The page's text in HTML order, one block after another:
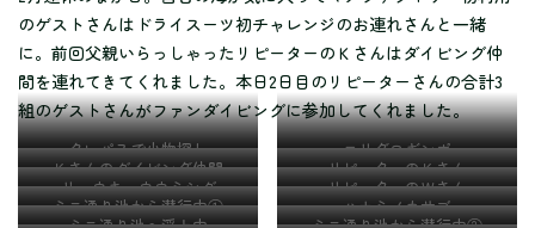
のゲストさんはドライスーツ初チャレンジのお連れさんと一緒
に。前回父親いらっしゃったリピーターのＫさんはダイビング仲
間を連れてきてくれました。本日2日目のリピーターさんの合計3
組のゲストさんがファンダイビングに参加してくれました。
クレパスで小物探し
エリグロギンポ
Ｋさんのダイビング仲間
リピーターのＫさん
リュウキュウウミシダ
リピーターのＷさん
ミニ通り池から潜行中①
ハナミノカサゴ